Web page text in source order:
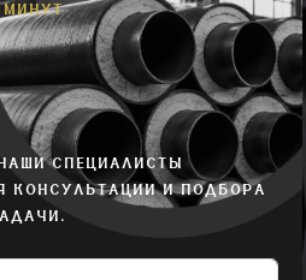
МИНУТ
СПЕЦИАЛИСТЫ
КОНСУЛЬТАЦИИ И ПОДБОРА